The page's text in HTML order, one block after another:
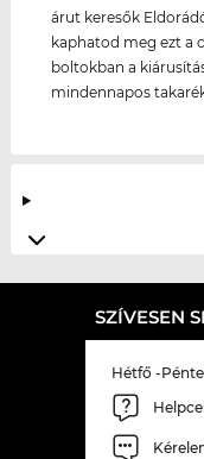
árut keresők
kaphatod meg ezt a
boltokban a
mindennapos
SZÍVESEN
Hétfő -